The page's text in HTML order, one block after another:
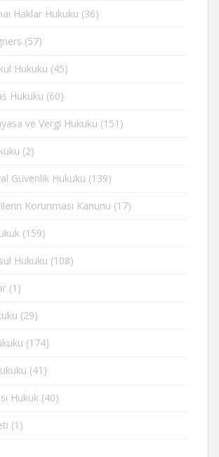
Haklar Hukuku (36)
(57)
Hukuku (45)
Hukuku (60)
ve Vergi Hukuku (151)
(2)
Güvenlik Hukuku (139)
Korunması Kanunu (17)
(159)
Hukuku (108)
(1)
(29)
(174)
(41)
Hukuk (40)
(1)